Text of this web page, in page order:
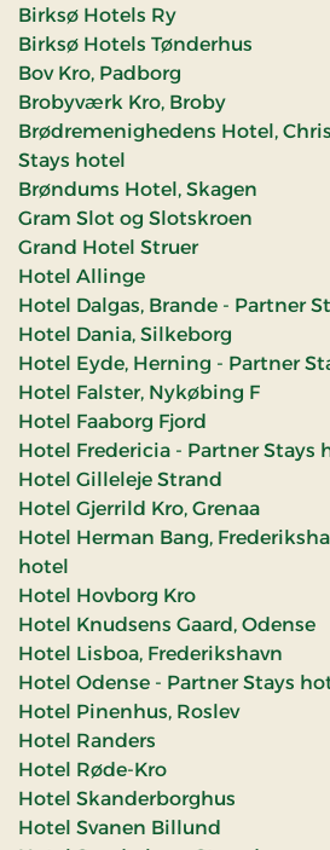
Birksø Hotels Ry
Birksø Hotels Tønderhus
Bov Kro, Padborg
Brobyværk Kro, Broby
Brødremenighedens Hotel,
Stays hotel
Brøndums Hotel, Skagen
Gram Slot og Slotskroen
Grand Hotel Struer
Hotel Allinge
Hotel Dalgas, Brande - Partner
Hotel Dania, Silkeborg
Hotel Eyde, Herning - Partner
Hotel Falster, Nykøbing F
Hotel Faaborg Fjord
Hotel Fredericia - Partner Stays
Hotel Gilleleje Strand
Hotel Gjerrild Kro, Grenaa
Hotel Herman Bang,
hotel
Hotel Hovborg Kro
Hotel Knudsens Gaard, Odense
Hotel Lisboa, Frederikshavn
Hotel Odense - Partner Stays
Hotel Pinenhus, Roslev
Hotel Randers
Hotel Røde-Kro
Hotel Skanderborghus
Hotel Svanen Billund